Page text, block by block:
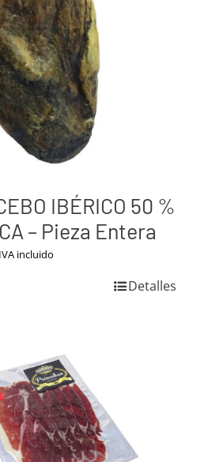
IBÉRICO 50 %
– Pieza Entera
Rango
IVA incluido
Detalles